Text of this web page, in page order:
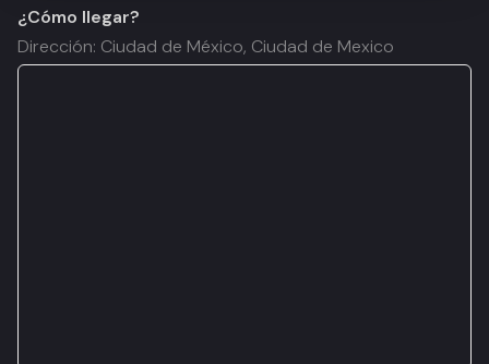
¿Cómo llegar?
Dirección: Ciudad de México, Ciudad de Mexico